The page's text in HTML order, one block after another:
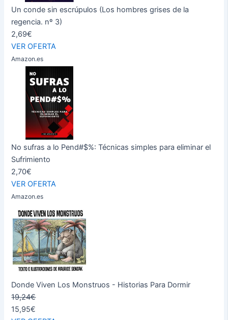
Un conde sin escrúpulos (Los hombres grises de la
regencia. nº 3)
2,69€
VER OFERTA
Amazon.es
No sufras a lo Pend#$%: Técnicas simples para eliminar el
Sufrimiento
2,70€
VER OFERTA
Amazon.es
Donde Viven Los Monstruos - Historias Para Dormir
19,24€
15,95€